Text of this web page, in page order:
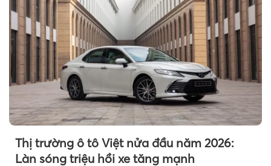
Thị trường ô tô Việt nửa đầu năm 2026:
Làn sóng triệu hồi xe tăng mạnh